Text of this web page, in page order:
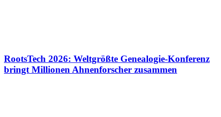
RootsTech 2026: Weltgrößte Genealogie-Konferenz
bringt Millionen Ahnenforscher zusammen